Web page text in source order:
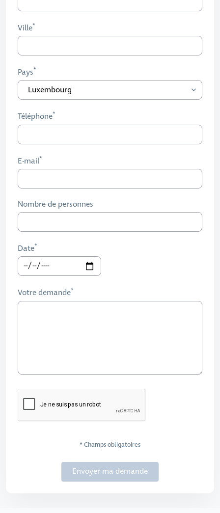
Ville
Pays
Téléphone
E-mail
Nombre de personnes
Date
Votre demande
* Champs obligatoires
Envoyer ma demande